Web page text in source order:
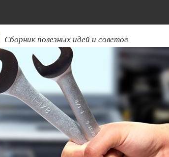
Сборник полезных идей и советов